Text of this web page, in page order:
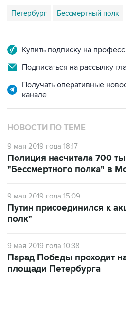
Петербург Бессмертный полк
Купить подписку на
Подписаться на рассылку
Получать оперативные
канале
НОВОСТИ ПО ТЕМЕ
9 мая 2019 года 18:17
Полиция насчитала 700
"Бессмертного полка" в
9 мая 2019 года 15:09
Путин присоединился к
полк"
9 мая 2019 года 10:38
Парад Победы проходит
площади Петербурга